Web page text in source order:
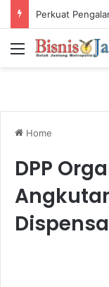
Menu
Home
DPP